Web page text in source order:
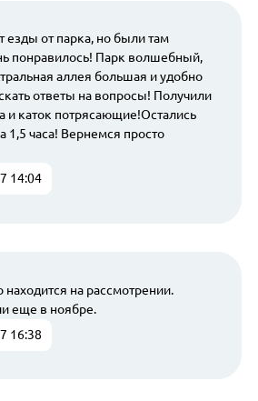
от парка, но были там
понравилось! Парк волшебный,
аллея большая и удобно
ответы на вопросы! Получили
и каток потрясающие!Остались
1,5 часа! Вернемся просто
14:04
на рассмотрении.
еще в ноябре.
16:38